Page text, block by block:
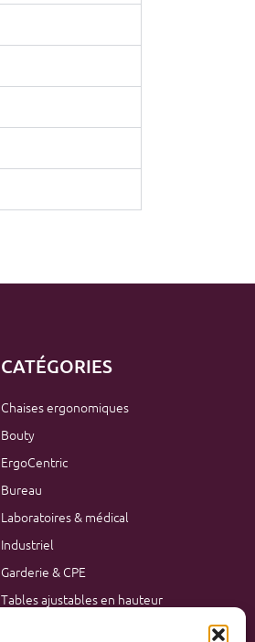
CATÉGORIES
Chaises ergonomiques
Bouty
ErgoCentric
Bureau
Laboratoires & médical
Industriel
Garderie & CPE
Tables ajustables en hauteur